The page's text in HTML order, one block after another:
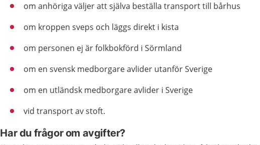
om anhöriga väljer att själva beställa transport till bårhus
om kroppen sveps och läggs direkt i kista
om personen ej är folkbokförd i Sörmland
om en svensk medborgare avlider utanför Sverige
om en utländsk medborgare avlider i Sverige
vid transport av stoft.
Har du frågor om avgifter?